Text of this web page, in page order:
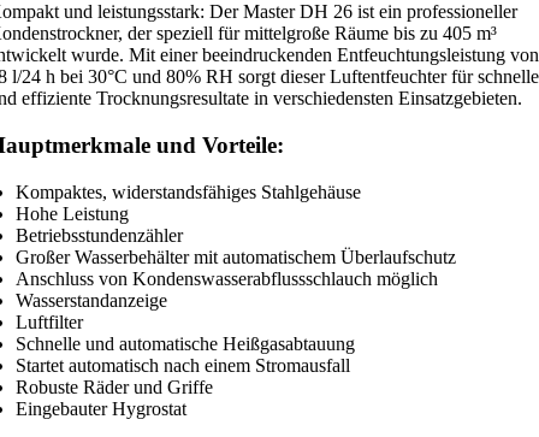
und leistungsstark: Der Master DH 26 ist ein professioneller
der speziell für mittelgroße Räume bis zu 405 m³
wurde. Mit einer beeindruckenden Entfeuchtungsleistung von
l/24 h bei 30°C und 80% RH sorgt dieser Luftentfeuchter für schnelle
effiziente Trocknungsresultate in verschiedensten Einsatzgebieten.
und Vorteile:
Kompaktes, widerstandsfähiges Stahlgehäuse
Hohe Leistung
Betriebsstundenzähler
Großer Wasserbehälter mit automatischem Überlaufschutz
Anschluss von Kondenswasserabflussschlauch möglich
Wasserstandanzeige
Luftfilter
Schnelle und automatische Heißgasabtauung
Startet automatisch nach einem Stromausfall
Robuste Räder und Griffe
Eingebauter Hygrostat